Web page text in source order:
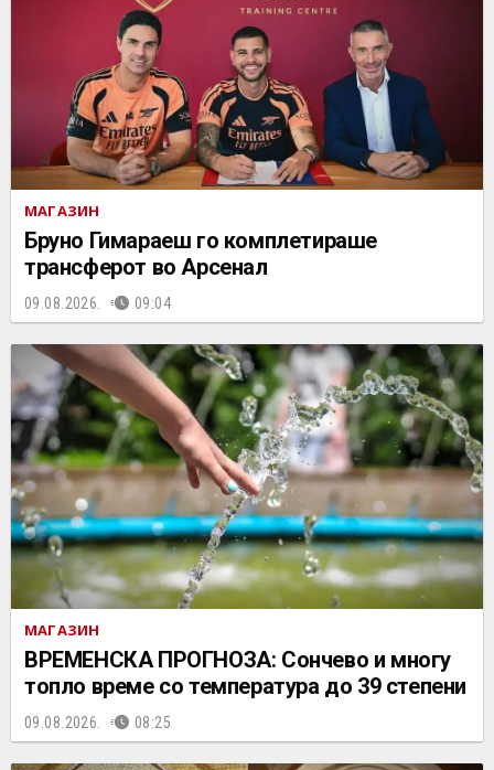
МАГАЗИН
Бруно Гимараеш го комплетираше
трансферот во Арсенал
09.08.2026. 09:04
МАГАЗИН
ВРЕМЕНСКА ПРОГНОЗА: Сончево и многу
топло време со температура до 39 степени
09.08.2026. 08:25